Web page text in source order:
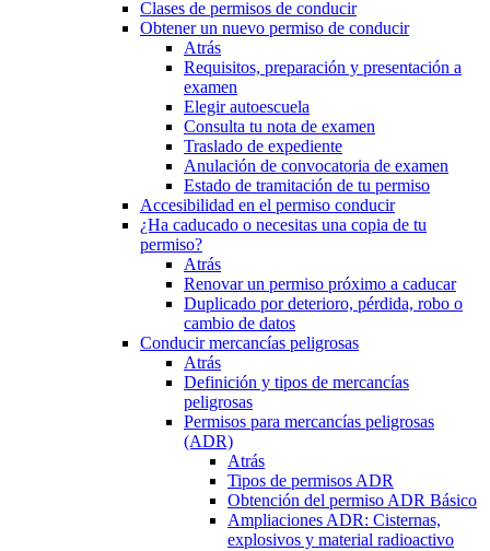
Clases de permisos de conducir
Obtener un nuevo permiso de conducir
Atrás
Requisitos, preparación y presentación a
examen
Elegir autoescuela
Consulta tu nota de examen
Traslado de expediente
Anulación de convocatoria de examen
Estado de tramitación de tu permiso
Accesibilidad en el permiso conducir
¿Ha caducado o necesitas una copia de tu
permiso?
Atrás
Renovar un permiso próximo a caducar
Duplicado por deterioro, pérdida, robo o
cambio de datos
Conducir mercancías peligrosas
Atrás
Definición y tipos de mercancías
peligrosas
Permisos para mercancías peligrosas
(ADR)
Atrás
Tipos de permisos ADR
Obtención del permiso ADR Básico
Ampliaciones ADR: Cisternas,
explosivos y material radioactivo